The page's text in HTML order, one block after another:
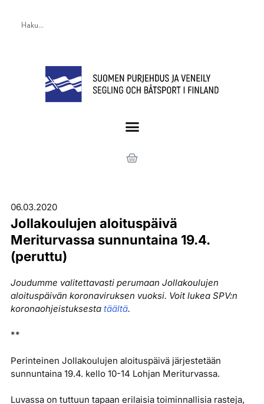
06.03.2020
Jollakoulujen aloituspäivä
Meriturvassa sunnuntaina 19.4.
(peruttu)
Joudumme valitettavasti perumaan Jollakoulujen
aloituspäivän koronaviruksen vuoksi. Voit lukea SPV:n
koronaohjeistuksesta täältä.
**
Perinteinen Jollakoulujen aloituspäivä järjestetään
sunnuntaina 19.4. kello 10-14 Lohjan Meriturvassa.
Luvassa on tuttuun tapaan erilaisia toiminnallisia rasteja,